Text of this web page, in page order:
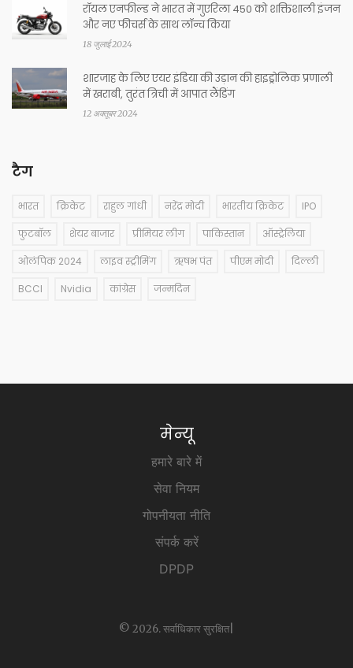
रॉयल एनफील्ड ने भारत में गुएरिला 450 को शक्तिशाली इंजन
और नए फीचर्स के साथ लॉन्च किया
18 जुलाई 2024
शारजाह के लिए एयर इंडिया की उड़ान की हाइड्रोलिक प्रणाली
में खराबी, तुरंत त्रिची में आपात लैंडिंग
12 अक्तूबर 2024
टैग
भारत क्रिकेट राहुल गांधी नरेंद्र मोदी भारतीय क्रिकेट IPO
फुटबॉल शेयर बाजार प्रीमियर लीग पाकिस्तान ऑस्ट्रेलिया
ओलंपिक 2024 लाइव स्ट्रीमिंग ऋषभ पंत पीएम मोदी दिल्ली
BCCI Nvidia कांग्रेस जन्मदिन
मेन्यू
हमारे बारे में
सेवा नियम
गोपनीयता नीति
संपर्क करें
DPDP
© 2026. सर्वाधिकार सुरक्षित|